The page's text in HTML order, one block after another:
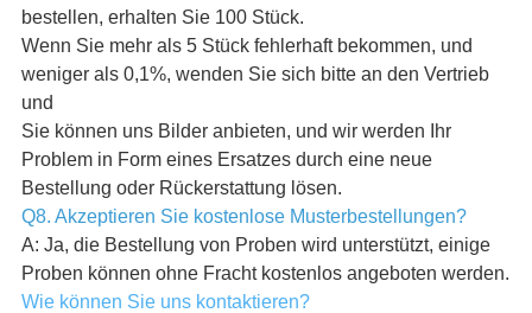
bestellen, erhalten Sie 100 Stück.
Wenn Sie mehr als 5 Stück fehlerhaft bekommen, und
weniger als 0,1%, wenden Sie sich bitte an den Vertrieb
und
Sie können uns Bilder anbieten, und wir werden Ihr
Problem in Form eines Ersatzes durch eine neue
Bestellung oder Rückerstattung lösen.
Q8. Akzeptieren Sie kostenlose Musterbestellungen?
A: Ja, die Bestellung von Proben wird unterstützt, einige
Proben können ohne Fracht kostenlos angeboten werden.
Wie können Sie uns kontaktieren?